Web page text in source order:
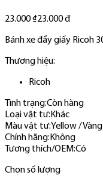
23.000 ₫23.000 đ
Bánh xe đẩy giấy Ricoh
Thương hiệu:
Ricoh
Tình trạng:Còn hàng
Loại vật tư: Khác
Màu vật tư:Yellow / Vàng
Chính hãng: Không
Tương thích/OEM:Có
Chọn số lượng